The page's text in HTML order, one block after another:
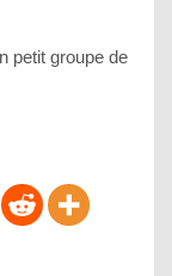
petit groupe de